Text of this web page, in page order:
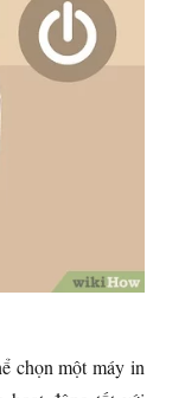
chọn một máy in